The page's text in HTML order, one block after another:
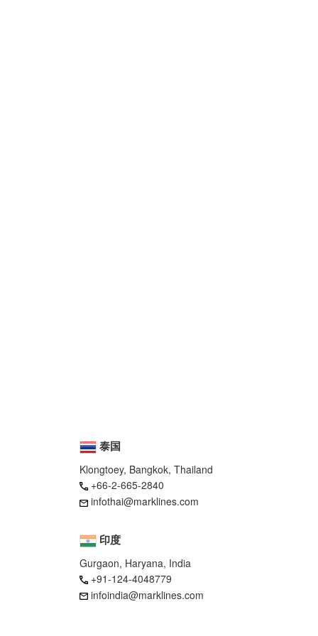
泰国
Klongtoey, Bangkok, Thailand
+66-2-665-2840
infothai@marklines.com
印度
Gurgaon, Haryana, India
+91-124-4048779
infoindia@marklines.com